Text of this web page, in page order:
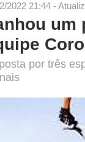
2022 21:44 -
por três